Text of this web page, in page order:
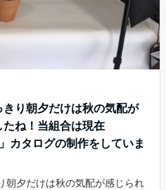
り朝夕だけは秋の気配が
ね！当組合は現在
カタログの制作をしていま
朝夕だけは秋の気配が感じられ